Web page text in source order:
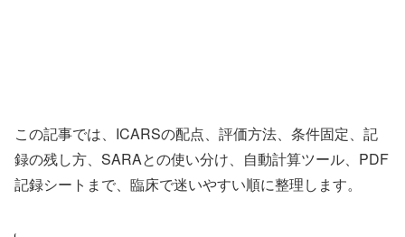
この記事では、ICARSの配点、評価方法、条件固定、記
録の残し方、SARAとの使い分け、自動計算ツール、PDF
記録シートまで、臨床で迷いやすい順に整理します。